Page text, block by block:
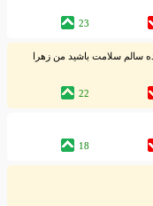
23
سالم سلامت باشید من زهرا
22
18